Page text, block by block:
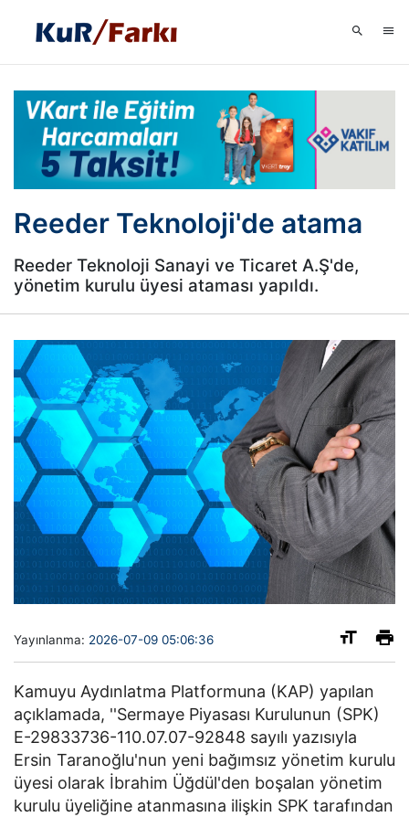
Reeder Teknoloji'de atama
Reeder Teknoloji Sanayi ve Ticaret A.Ş'de,
yönetim kurulu üyesi ataması yapıldı.
Yayınlanma: 2026-07-09 05:06:36
Kamuyu Aydınlatma Platformuna (KAP) yapılan
açıklamada, ''Sermaye Piyasası Kurulunun (SPK)
E-29833736-110.07.07-92848 sayılı yazısıyla
Ersin Taranoğlu'nun yeni bağımsız yönetim kurulu
üyesi olarak İbrahim Üğdül'den boşalan yönetim
kurulu üyeliğine atanmasına ilişkin SPK tarafından